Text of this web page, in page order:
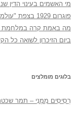
מי האשמים בעינוי הדין
פוגרום 1929 בצפת "עולמנו חרב עלינו"
מה באמת קרה במלחמת
ביום הזיכרון לשואה כל
בלוגים מומלצים
רְסִיסִים מִמֶנִי – תמר